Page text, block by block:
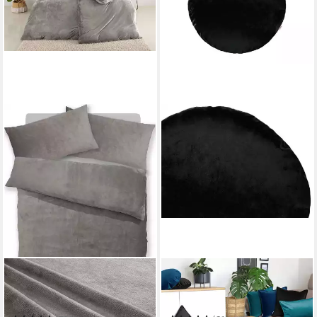
OTTO HOME
Bettwäsche Desner3
135 x 200 cm B/L
BETIES
Kissenbezug Samt&Sonders
Mehrere Größen